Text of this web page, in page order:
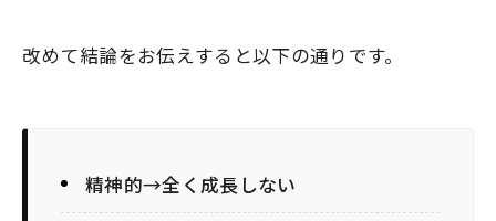
改めて結論をお伝えすると以下の通りです。
精神的→全く成長しない